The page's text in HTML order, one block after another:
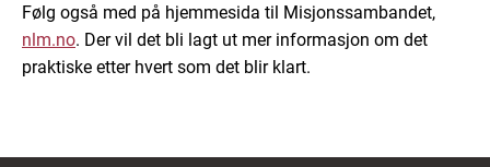
Følg også med på hjemmesida til Misjonssambandet,
nlm.no. Der vil det bli lagt ut mer informasjon om det
praktiske etter hvert som det blir klart.